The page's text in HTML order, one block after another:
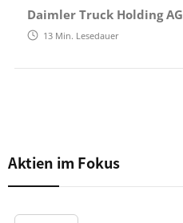
Daimler Truck Holding AG
13 Min. Lesedauer
Aktien im Fokus